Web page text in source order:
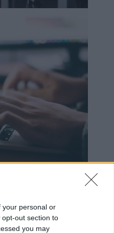
your personal or
out section to
you may